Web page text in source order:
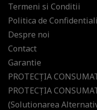
Termeni si Conditii
Politica de
Despre noi
Contact
Garantie
PROTECŢIA
PROTECŢIA
(Solutionarea